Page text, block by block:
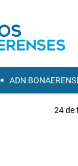
ADN
24 de